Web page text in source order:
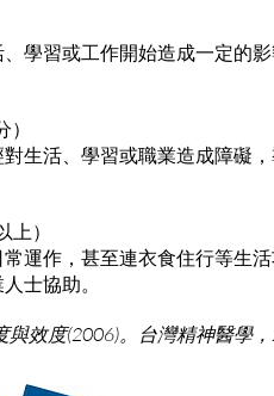
學習或工作開始造成一定的
生活、學習或職業造成障礙
上）
運作，甚至連衣食住行等生
士協助。
效度(2006)。台灣精神醫學，